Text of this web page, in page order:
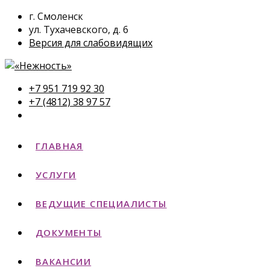
г. Смоленск
ул. Тухачевского, д. 6
Версия для слабовидящих
+7 951 719 92 30
+7 (4812) 38 97 57
ГЛАВНАЯ
УСЛУГИ
ВЕДУЩИЕ СПЕЦИАЛИСТЫ
ДОКУМЕНТЫ
ВАКАНСИИ